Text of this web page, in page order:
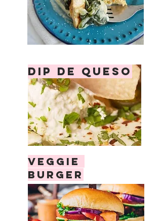
DIP DE QUESO
veggie
burger